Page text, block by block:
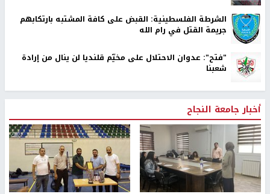
الشرطة الفلسطينية: القبض على كافة المشتبه بارتكابهم
جريمة القتل في رام الله
"فتح": عدوان الاحتلال على مخيّم قلنديا لن ينال من إرادة
شعبنا
أخبار جامعة النجاح